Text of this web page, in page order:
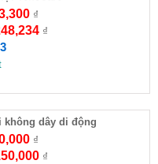
₫
₫
không dây di động
₫
₫